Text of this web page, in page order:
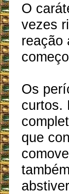
O
vezes
reação
Os
curtos.
que